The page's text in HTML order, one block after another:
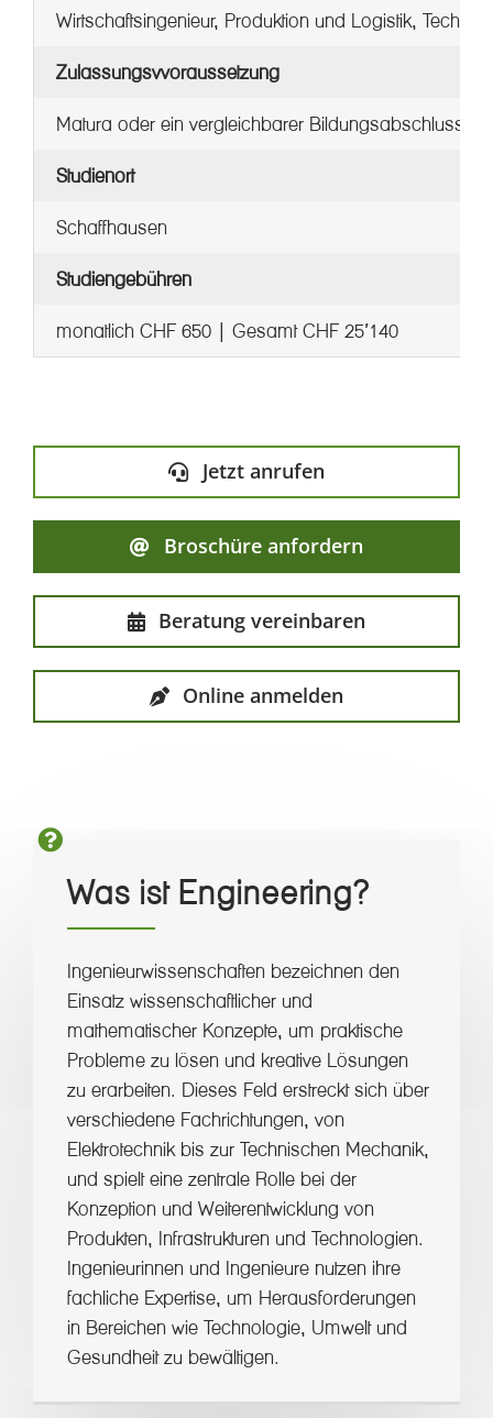
Wirtschaftsingenieur, Produktion und Logistik,
Zulassungsvvoraussetzung
Matura oder ein vergleichbarer Bildungs­abschluss
Studienort
Schaffhausen
Studiengebühren
monatlich CHF 650 | Gesamt CHF 25’140
Jetzt anrufen
Broschüre anfordern
Beratung vereinbaren
Online anmelden
Was ist Engineering?
Ingenieurwissenschaften bezeichnen den
Einsatz wissenschaftlicher und
mathematischer Konzepte, um praktische
Probleme zu lösen und kreative Lösungen
zu erarbeiten. Dieses Feld erstreckt sich über
verschiedene Fachrichtungen, von
Elektrotechnik bis zur Technischen Mechanik,
und spielt eine zentrale Rolle bei der
Konzeption und Weiterentwicklung von
Produkten, Infrastrukturen und Technologien.
Ingenieurinnen und Ingenieure nutzen ihre
fachliche Expertise, um Herausforderungen
in Bereichen wie Technologie, Umwelt und
Gesundheit zu bewältigen.